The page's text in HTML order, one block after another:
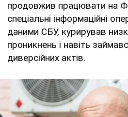
продовжив працювати на
спеціальні інформаційні
даними СБУ, курирував
проникнень і навіть
диверсійних актів.